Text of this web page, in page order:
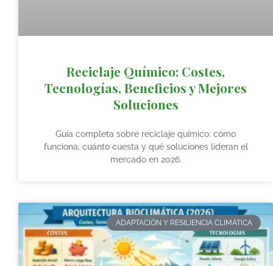
Reciclaje Químico: Costes,
Tecnologías, Beneficios y Mejores
Soluciones
Guía completa sobre reciclaje químico: cómo
funciona, cuánto cuesta y qué soluciones lideran el
mercado en 2026.
ADAPTACIÓN Y RESILIENCIA CLIMÁTICA